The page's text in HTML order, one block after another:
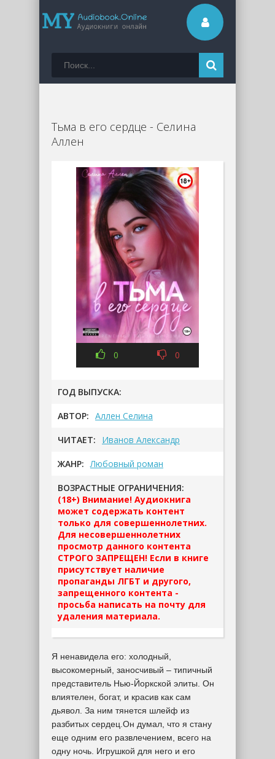
Тьма в его сердце - Селина
Аллен
0 0
ГОД ВЫПУСКА:
АВТОР: Аллен Селина
ЧИТАЕТ: Иванов Александр
ЖАНР: Любовный роман
ВОЗРАСТНЫЕ ОГРАНИЧЕНИЯ:
(18+) Внимание! Аудиокнига
может содержать контент
только для совершеннолетних.
Для несовершеннолетних
просмотр данного контента
СТРОГО ЗАПРЕЩЕН! Если в книге
присутствует наличие
пропаганды ЛГБТ и другого,
запрещенного контента -
просьба написать на почту для
удаления материала.
Я ненавидела его: холодный,
высокомерный, заносчивый – типичный
представитель Нью-Йоркской элиты. Он
влиятелен, богат, и красив как сам
дьявол. За ним тянется шлейф из
разбитых сердец.Он думал, что я стану
еще одним его развлечением, всего на
одну ночь. Игрушкой для него и его